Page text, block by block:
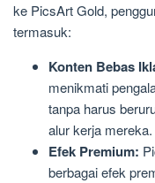
ke PicsArt Gold,
termasuk:
Konten Bebas
menikmati
tanpa harus
alur kerja mereka.
Efek Premium:
berbagai efek